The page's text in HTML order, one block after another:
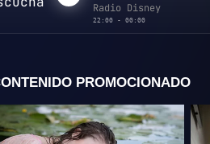
Radio Disney
22:00 - 00:00